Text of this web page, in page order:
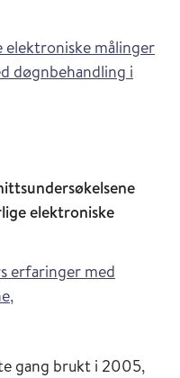
målinger
døgnbehandling i
elektroniske
erfaringer med
gang brukt i 2005,